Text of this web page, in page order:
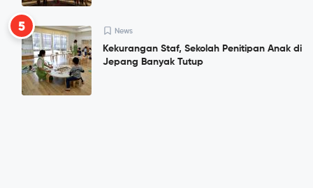
5 News
Kekurangan Staf, Sekolah Penitipan Anak di
Jepang Banyak Tutup